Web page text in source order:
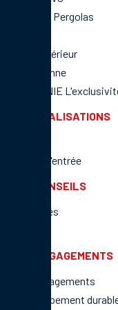
Stores & Pergolas
Store intérieur
Store banne
HARMONIE
NOS RÉALISATIONS
Portes d'entrée
NOS CONSEILS
Actualités
NOS ENGAGEMENTS
Nos engagements
Développement